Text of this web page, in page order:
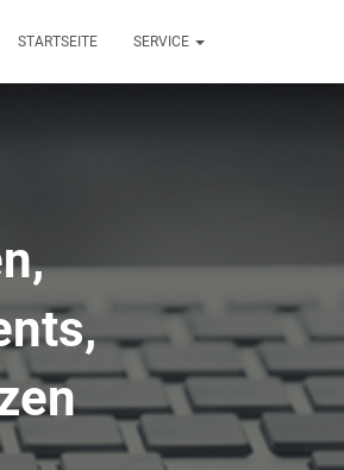
STARTSEITE SERVICE